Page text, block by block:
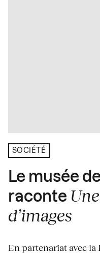
SOCIÉTÉ
Le musée
raconte
d’images
En partenariat avec